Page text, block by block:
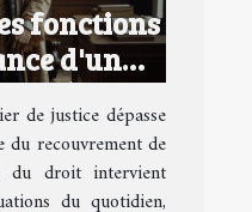
fonctions
d'un
à Paris
de justice dépasse
du recouvrement de
du droit intervient
du quotidien,